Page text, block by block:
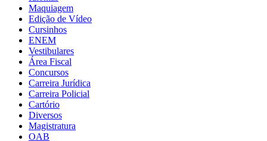
Maquiagem
Edição de Vídeo
Cursinhos
ENEM
Vestibulares
Área Fiscal
Concursos
Carreira Jurídica
Carreira Policial
Cartório
Diversos
Magistratura
OAB